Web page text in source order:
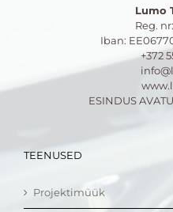
Lumo
Reg.
Iban:
+372
ESINDUS
TEENUSED
Projektimüük